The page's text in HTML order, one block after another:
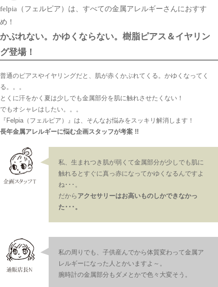
felpia（フェルピア）は、すべての金属アレルギーさんにおすす
め！
かぶれない。かゆくならない。樹脂ピアス＆イヤリン
グ登場！
普通のピアスやイヤリングだと、肌が赤くかぶれてくる。かゆくなってく
る。。。
とくに汗をかく夏は少しでも金属部分を肌に触れさせたくない！
でもオシャレはしたい。。。
『Felpia（フェルピア）』は、そんなお悩みをスッキリ解消します！
長年金属アレルギーに悩む企画スタッフが考案 !!
私、生まれつき肌が弱くて金属部分が少しでも肌に
触れるとすぐに真っ赤になってかゆくなるんですよ
ね･･･。
だから アクセサリーはお高いものしかできなかっ
た･･･。
私の周りでも、子供産んでから体質変わって金属ア
レルギーになった人とかいますよ～。
腕時計の金属部分もダメとかで色々大変そう。